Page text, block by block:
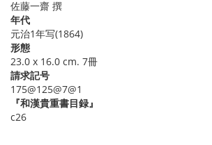
佐藤一齋 撰
年代
元治1年写(1864)
形態
23.0 x 16.0 cm. 7冊
請求記号
175@125@7@1
『和漢貴重書目録』
c26